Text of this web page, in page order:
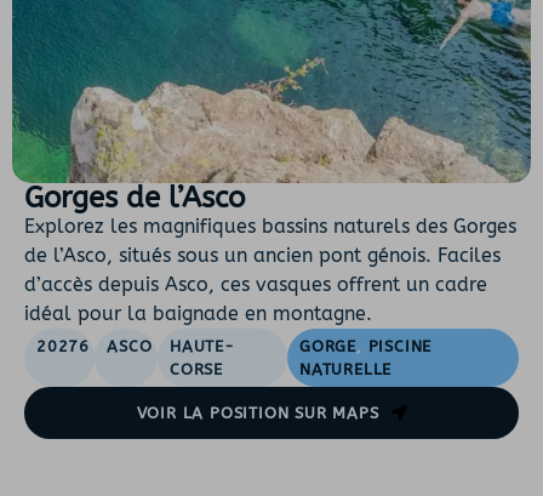
Gorges de l’Asco
Explorez les magnifiques bassins naturels des Gorges
de l’Asco, situés sous un ancien pont génois. Faciles
d’accès depuis Asco, ces vasques offrent un cadre
idéal pour la baignade en montagne.
20276 ASCO
HAUTE-
CORSE
GORGE, PISCINE
NATURELLE
VOIR LA POSITION SUR MAPS